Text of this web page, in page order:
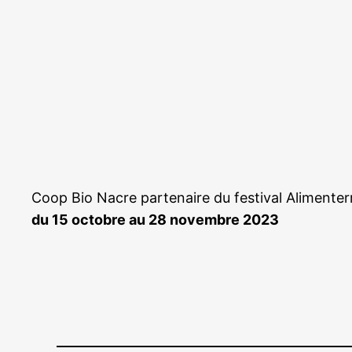
Coop Bio Nacre partenaire du festival
du 15 octobre au 28 novembre 2023